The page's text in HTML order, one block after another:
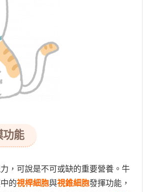
功能
，可說是不可或缺的重要營養。牛
的視桿細胞與視錐細胞發揮功能，